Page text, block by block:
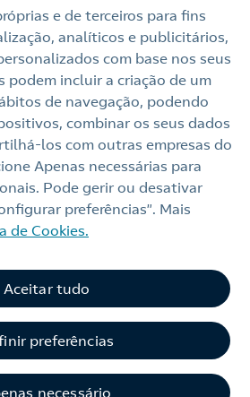
Repsol
e de terceiros para fins
analíticos e publicitários,
com base nos seus
podem incluir a criação de um
de navegação, podendo
combinar os seus dados
com outras empresas do
Apenas necessárias para
Pode gerir ou desativar
preferências”. Mais
de Cookies.
preferências
necessário
Aceitar tudo